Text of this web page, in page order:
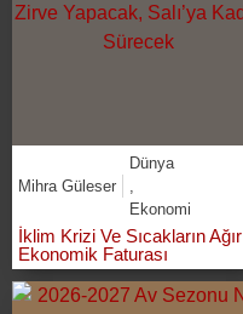
Mihra Güleser
Dünya
Ekonomi
İklim Krizi Ve Sıcakların Ağır
Ekonomik Faturası